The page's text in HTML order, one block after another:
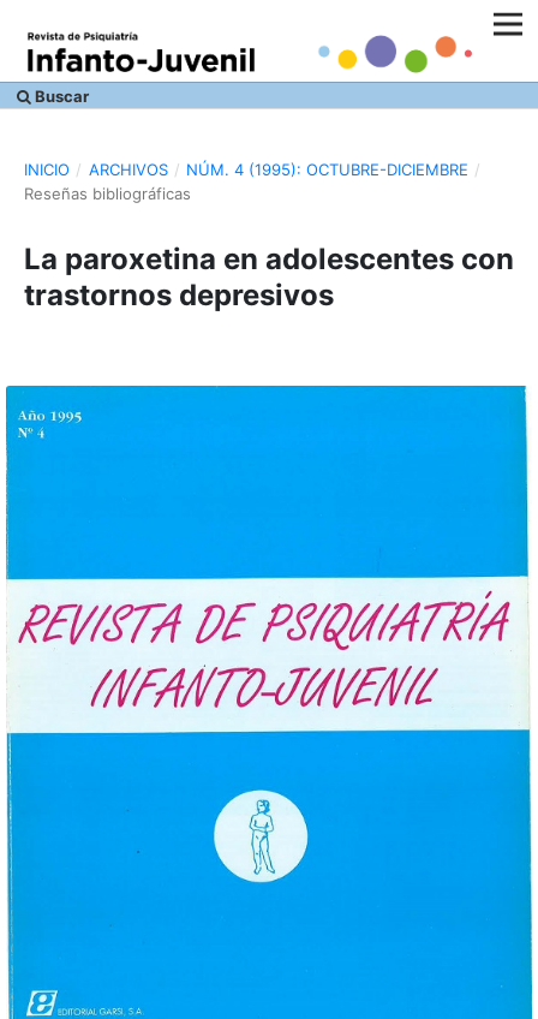
Buscar
INICIO / ARCHIVOS / NÚM. 4 (1995): OCTUBRE-DICIEMBRE /
Reseñas bibliográficas
La paroxetina en adolescentes con
trastornos depresivos